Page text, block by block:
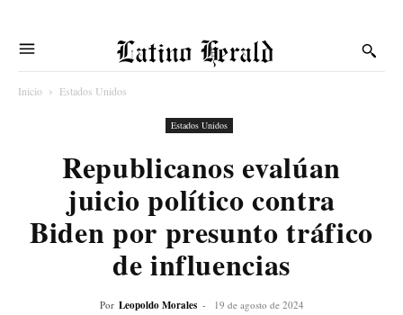
Latino Herald
Inicio Estados Unidos
Estados Unidos
Republicanos evalúan
juicio político contra
Biden por presunto tráfico
de influencias
Por Leopoldo Morales - 19 de agosto de 2024